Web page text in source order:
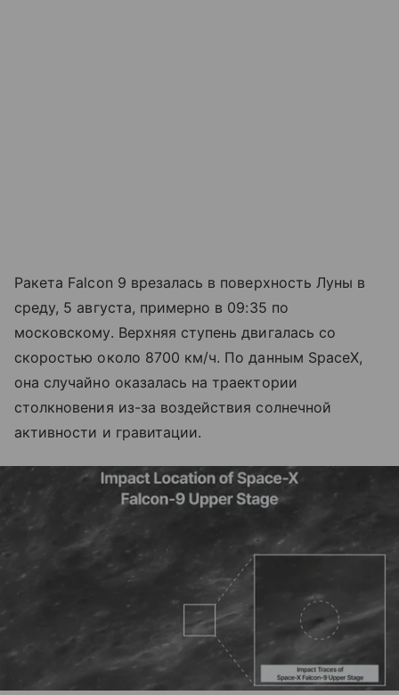
Ракета Falcon 9 врезалась в поверхность Луны в
среду, 5 августа, примерно в 09:35 по
московскому. Верхняя ступень двигалась со
скоростью около 8700 км/ч. По данным SpaceX,
она случайно оказалась на траектории
столкновения из-за воздействия солнечной
активности и гравитации.